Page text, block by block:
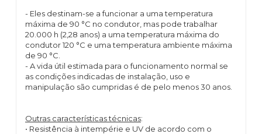
- Eles destinam-se a funcionar a uma temperatura
máxima de 90 °C no condutor, mas pode trabalhar
20.000 h (2,28 anos) a uma temperatura máxima do
condutor 120 °C e uma temperatura ambiente máxima
de 90 °C.
- A vida útil estimada para o funcionamento normal se
as condições indicadas de instalação, uso e
manipulação são cumpridas é de pelo menos 30 anos.
Outras características técnicas:
• Resistência à intempérie e UV de acordo com o